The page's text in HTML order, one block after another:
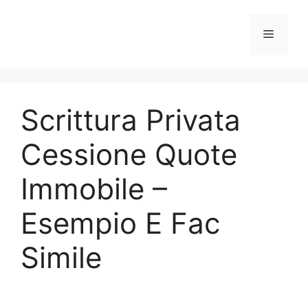
Menu
Scrittura Privata
Cessione Quote
Immobile –
Esempio E Fac
Simile